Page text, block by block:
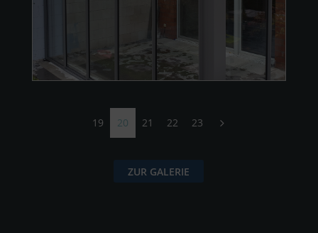
19 20 21 22 23 5
ZUR GALERIE